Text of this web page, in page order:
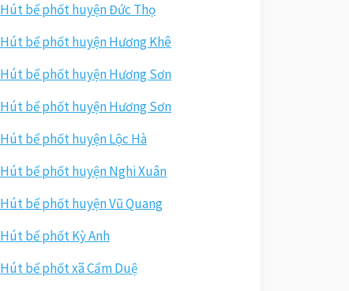
Hút bể phốt huyện Đức Thọ
Hút bể phốt huyện Hương Khê
Hút bể phốt huyện Hương Sơn
Hút bể phốt huyện Hương Sơn
Hút bể phốt huyện Lộc Hà
Hút bể phốt huyện Nghi Xuân
Hút bể phốt huyện Vũ Quang
Hút bể phốt Kỳ Anh
Hút bể phốt xã Cẩm Duệ